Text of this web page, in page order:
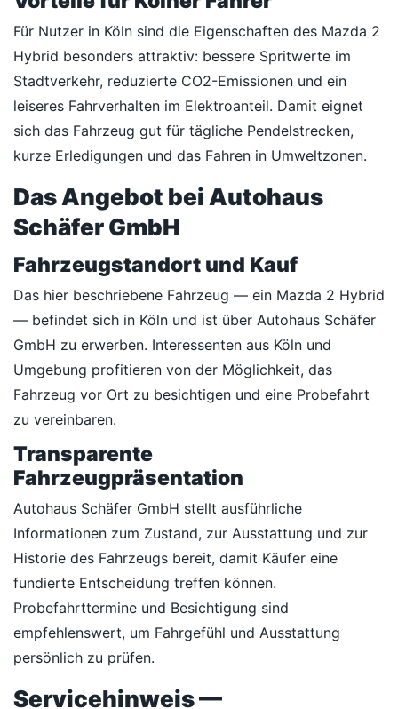
Für Nutzer in Köln sind die Eigenschaften des Mazda 2
Hybrid besonders attraktiv: bessere Spritwerte im
Stadtverkehr, reduzierte CO2-Emissionen und ein
leiseres Fahrverhalten im Elektroanteil. Damit eignet
sich das Fahrzeug gut für tägliche Pendelstrecken,
kurze Erledigungen und das Fahren in Umweltzonen.
Das Angebot bei Autohaus
Schäfer GmbH
Fahrzeugstandort und Kauf
Das hier beschriebene Fahrzeug — ein Mazda 2 Hybrid
— befindet sich in Köln und ist über Autohaus Schäfer
GmbH zu erwerben. Interessenten aus Köln und
Umgebung profitieren von der Möglichkeit, das
Fahrzeug vor Ort zu besichtigen und eine Probefahrt
zu vereinbaren.
Transparente
Fahrzeugpräsentation
Autohaus Schäfer GmbH stellt ausführliche
Informationen zum Zustand, zur Ausstattung und zur
Historie des Fahrzeugs bereit, damit Käufer eine
fundierte Entscheidung treffen können.
Probefahrttermine und Besichtigung sind
empfehlenswert, um Fahrgefühl und Ausstattung
persönlich zu prüfen.
Servicehinweis —